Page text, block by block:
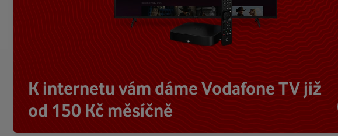
K internetu vám dáme Vodafone TV již
od 150 Kč měsíčně